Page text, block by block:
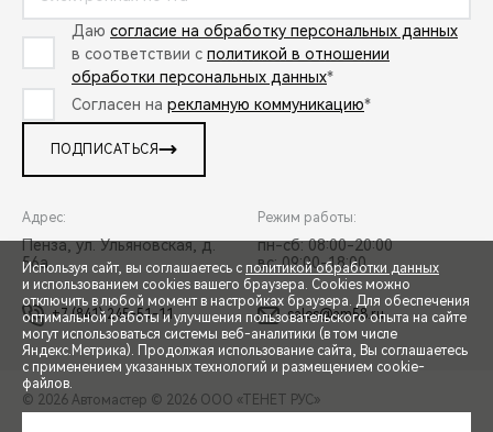
СПЕЦПРЕДЛОЖЕНИЯ
ЗАПИСЬ НА ТЕСТ-ДРАЙВ
Даю согласие на обработку персональных данных
в соответствии с политикой в отношении
обработки персональных данных*
Согласен на рекламную коммуникацию*
ПОДПИСАТЬСЯ
Адрес:
Пенза, ул. Ульяновская, д.
56а
Режим работы:
пн-сб: 08:00-20:00
вс: 09:00-18:00
+7 (841) 245-51-11 sales@am58.ru
© 2026 Автомастер © 2026 ООО «ТЕНЕТ РУС»
Используя сайт, вы соглашаетесь с политикой обработки данных
и использованием cookies вашего браузера. Cookies можно
отключить в любой момент в настройках браузера. Для обеспечения
оптимальной работы и улучшения пользовательского опыта на сайте
могут использоваться системы веб-аналитики (в том числе
Яндекс.Метрика). Продолжая использование сайта, Вы соглашаетесь
с применением указанных технологий и размещением cookie-
файлов.